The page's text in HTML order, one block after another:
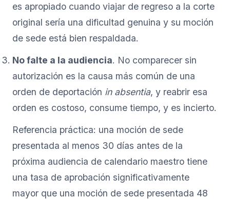
es apropiado cuando viajar de regreso a la corte
original sería una dificultad genuina y su moción
de sede está bien respaldada.
No falte a la audiencia. No comparecer sin
autorización es la causa más común de una
orden de deportación in absentia, y reabrir esa
orden es costoso, consume tiempo, y es incierto.
Referencia práctica: una moción de sede
presentada al menos 30 días antes de la
próxima audiencia de calendario maestro tiene
una tasa de aprobación significativamente
mayor que una moción de sede presentada 48